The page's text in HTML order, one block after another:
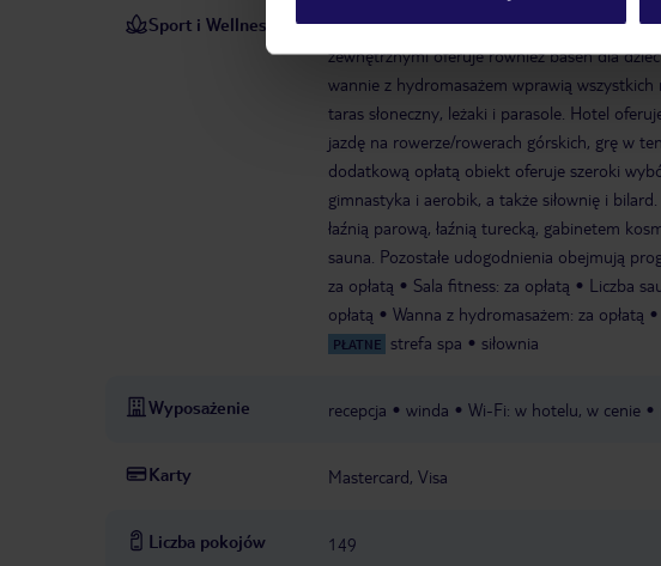
Sport i Wellness
Kompleks basenów ze słodką wodą (za
zewnętrznymi oferuje również basen dla
wannie z hydromasażem wprawią
taras słoneczny, leżaki i parasole. Hotel
jazdę na rowerze/rowerach górskich, grę w
dodatkową opłatą obiekt oferuje szeroki
gimnastyka i aerobik, a także siłownię i
łaźnią parową, łaźnią turecką, gabinetem
sauna. Pozostałe udogodnienia obejmują
za opłatą
Sala fitness: za opłatą Liczba
opłatą
Wanna z hydromasażem: za opłatą
PŁATNE strefa spa siłownia
Wyposażenie recepcja winda Wi-Fi: w hotelu, w cenie
Karty Mastercard, Visa
Liczba pokojów 149